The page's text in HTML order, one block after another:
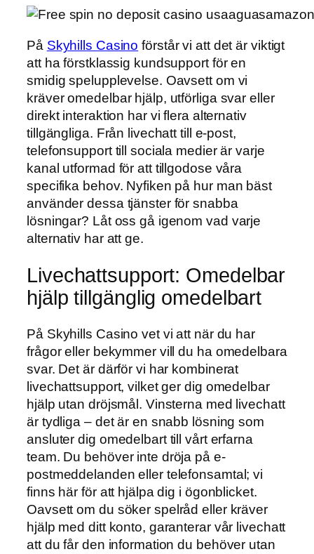
På Skyhills Casino förstår vi att det är viktigt
att ha förstklassig kundsupport för en
smidig spelupplevelse. Oavsett om vi
kräver omedelbar hjälp, utförliga svar eller
direkt interaktion har vi flera alternativ
tillgängliga. Från livechatt till e-post,
telefonsupport till sociala medier är varje
kanal utformad för att tillgodose våra
specifika behov. Nyfiken på hur man bäst
använder dessa tjänster för snabba
lösningar? Låt oss gå igenom vad varje
alternativ har att ge.
Livechattsupport: Omedelbar
hjälp tillgänglig omedelbart
På Skyhills Casino vet vi att när du har
frågor eller bekymmer vill du ha omedelbara
svar. Det är därför vi har kombinerat
livechattsupport, vilket ger dig omedelbar
hjälp utan dröjsmål. Vinsterna med livechatt
är tydliga – det är en snabb lösning som
ansluter dig omedelbart till vårt erfarna
team. Du behöver inte dröja på e-
postmeddelanden eller telefonsamtal; vi
finns här för att hjälpa dig i ögonblicket.
Oavsett om du söker spelråd eller kräver
hjälp med ditt konto, garanterar vår livechatt
att du får den information du behöver utan